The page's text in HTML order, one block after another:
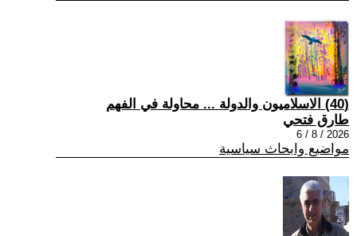
(40) الاسلاميون والدولة ... محاولة في الفهم
طارق فتحي
2026 / 8 / 6
مواضيع وابحاث سياسية